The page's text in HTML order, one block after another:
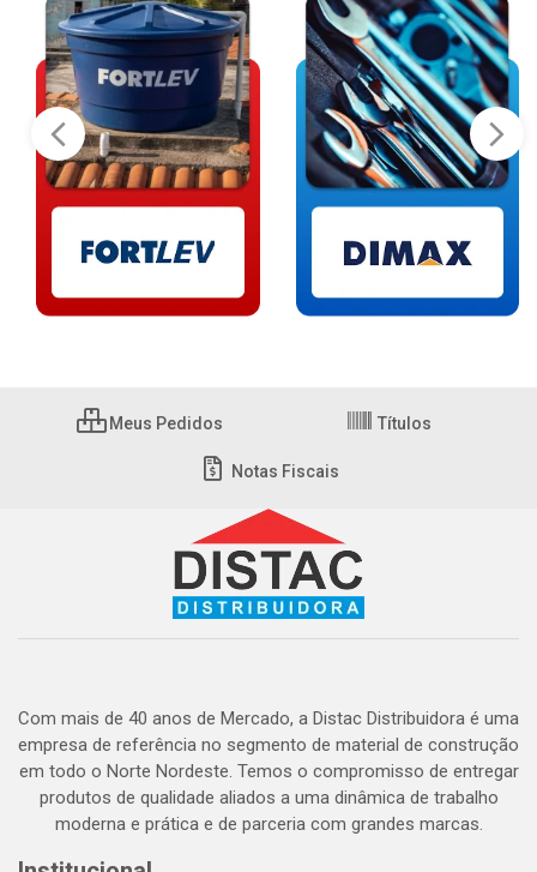
Meus Pedidos Títulos
Notas Fiscais
Com mais de 40 anos de Mercado, a Distac Distribuidora é uma
empresa de referência no segmento de material de construção
em todo o Norte Nordeste. Temos o compromisso de entregar
produtos de qualidade aliados a uma dinâmica de trabalho
moderna e prática e de parceria com grandes marcas.